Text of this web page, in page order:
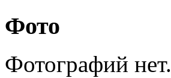
Фото
Фотографий нет.